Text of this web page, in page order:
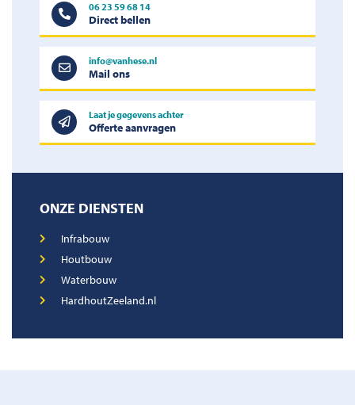
06 23 59 68 14
Direct bellen
info@vanhese.nl
Mail ons
Laat je gegevens achter
Offerte aanvragen
ONZE DIENSTEN
Infrabouw
Houtbouw
Waterbouw
HardhoutZeeland.nl